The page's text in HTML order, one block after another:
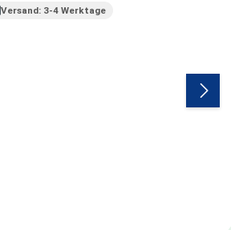
Versand: 3-4 Werktage